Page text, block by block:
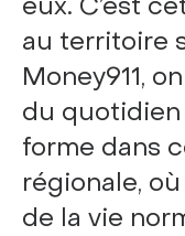
au territoire
Money911,
du
forme dans
régionale,
de la vie